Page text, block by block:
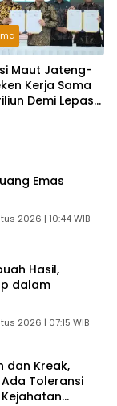
Maut Jateng-
Kerja Sama
Demi Lepas
Emas
2026 | 10:44 WIB
Hasil,
dalam
2026 | 07:15 WIB
dan Kreak,
Toleransi